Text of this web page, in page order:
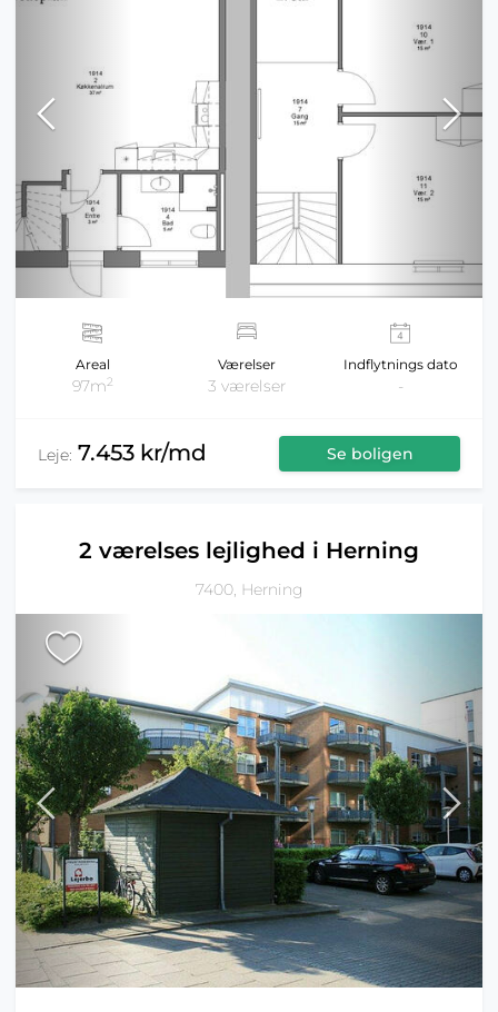
Areal
97m2
Værelser
3 værelser
Indflytnings dato
-
Leje: 7.453 kr/md Se boligen
2 værelses lejlighed i Herning
7400, Herning